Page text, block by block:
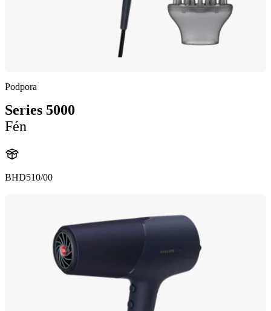
Podpora
Series 5000
Fén
BHD510/00